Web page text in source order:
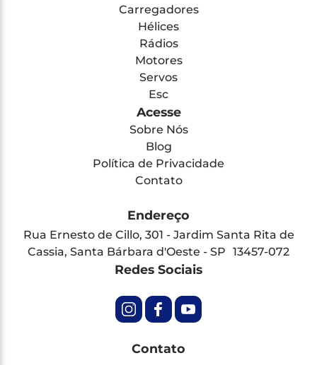
Carregadores
Hélices
Rádios
Motores
Servos
Esc
Acesse
Sobre Nós
Blog
Política de Privacidade
Contato
Endereço
Rua Ernesto de Cillo, 301 - Jardim Santa Rita de
Cassia, Santa Bárbara d'Oeste - SP 13457-072
Redes Sociais
Contato